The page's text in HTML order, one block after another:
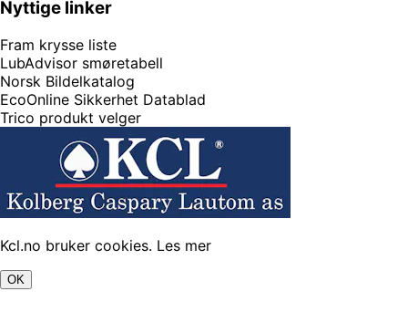
Nyttige linker
Fram krysse liste
LubAdvisor smøretabell
Norsk Bildelkatalog
EcoOnline Sikkerhet Datablad
Trico produkt velger
Kcl.no bruker cookies. Les mer
OK